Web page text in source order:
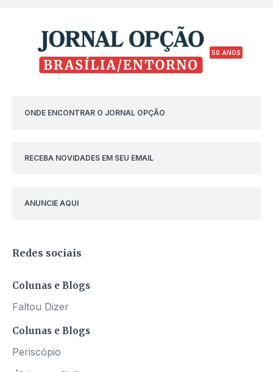
50 ANOS
ONDE ENCONTRAR O JORNAL OPÇÃO
RECEBA NOVIDADES EM SEU EMAIL
ANUNCIE AQUI
Redes sociais
Colunas e Blogs
Faltou Dizer
Colunas e Blogs
Periscópio